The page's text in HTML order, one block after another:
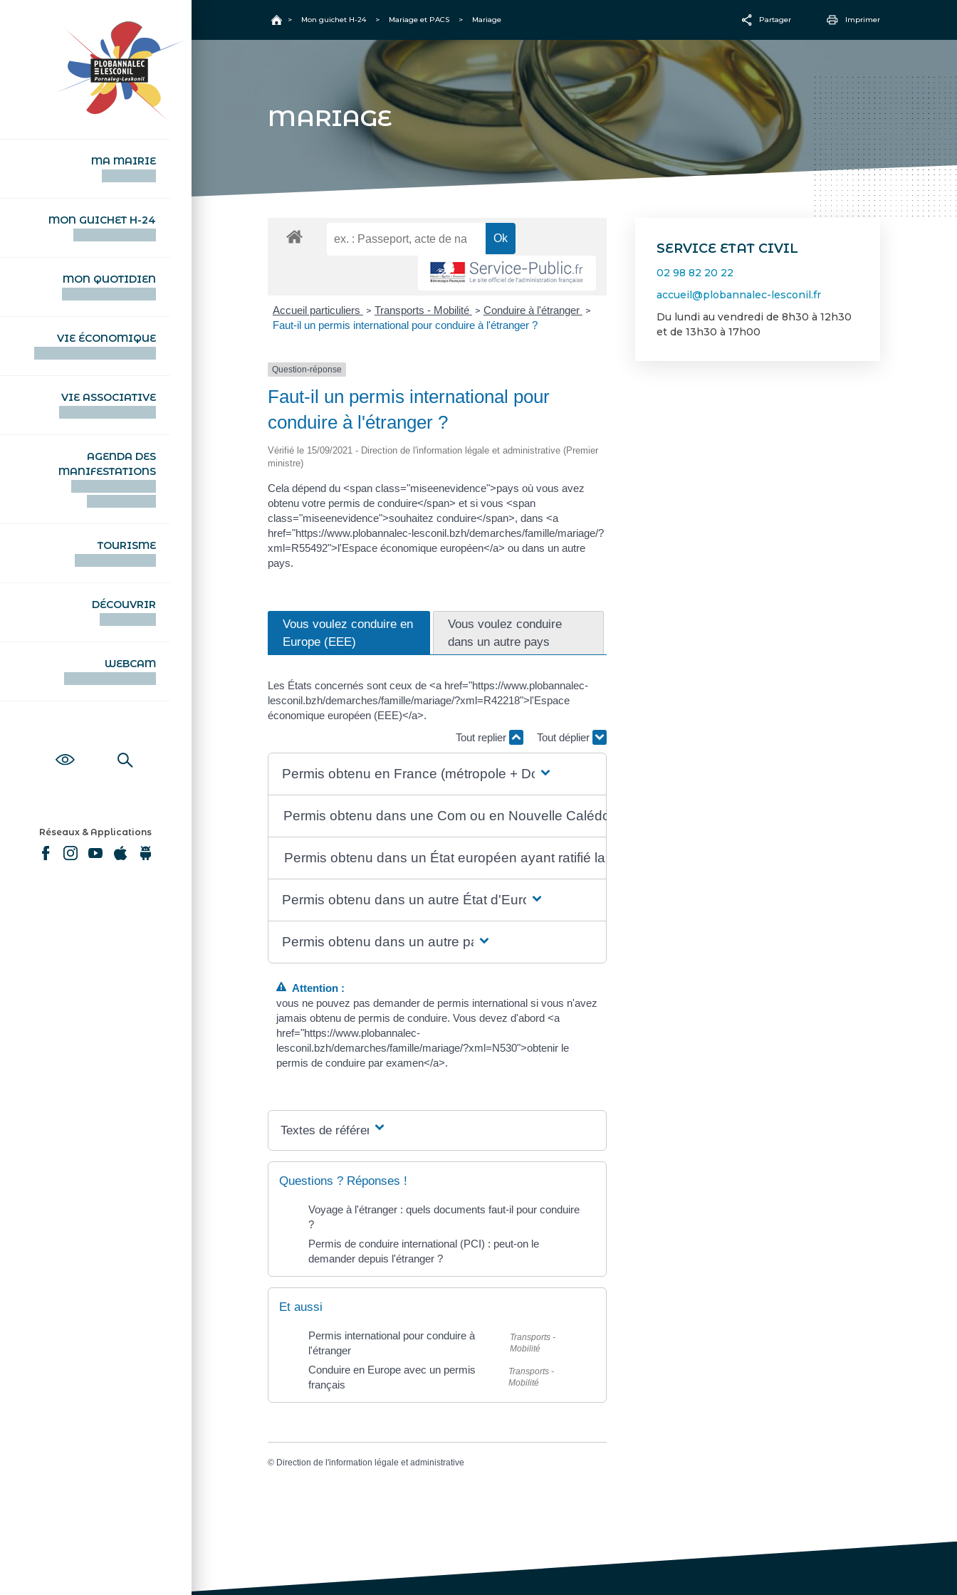
MA MAIRIE
MON GUICHET H-24
MON QUOTIDIEN
VIE ÉCONOMIQUE
VIE ASSOCIATIVE
AGENDA DES
MANIFESTATIONS
TOURISME
DÉCOUVRIR
WEBCAM
Réseaux & Applications
Accueil
> Mon guichet H-24 > Mariage et PACS > Mariage Partager
Email
Imprimer
MARIAGE
SERVICE ETAT CIVIL
02 98 82 20 22
accueil@plobannalec-lesconil.fr
Du lundi au vendredi de 8h30 à 12h30
et de 13h30 à 17h00
Accueil particuliers > Transports - Mobilité > Conduire à l'étranger >
Faut-il un permis international pour conduire à l'étranger ?
Question-réponse
Faut-il un permis international pour
conduire à l'étranger ?
Vérifié le 15/09/2021 - Direction de l'information légale et administrative (Premier
ministre)
Cela dépend du <span class="miseenevidence">pays où vous avez
obtenu votre permis de conduire</span> et si vous <span
class="miseenevidence">souhaitez conduire</span>, dans <a
href="https://www.plobannalec-lesconil.bzh/demarches/famille/mariage/?
xml=R55492">l'Espace économique européen</a> ou dans un autre
pays.
Vous voulez conduire en
Europe (EEE)
Vous voulez conduire
dans un autre pays
Les États concernés sont ceux de <a href="https://www.plobannalec-
lesconil.bzh/demarches/famille/mariage/?xml=R42218">l'Espace
économique européen (EEE)</a>.
Tout replier
Tout déplier
Permis obtenu en France (métropole + Dom)
Permis obtenu dans une Com ou en Nouvelle Calédonie
Permis obtenu dans un État européen ayant ratifié la Convention de Vienne
Permis obtenu dans un autre État d'Europe
Permis obtenu dans un autre pays
Attention :
vous ne pouvez pas demander de permis international si vous n'avez
jamais obtenu de permis de conduire. Vous devez d'abord <a
href="https://www.plobannalec-
lesconil.bzh/demarches/famille/mariage/?xml=N530">obtenir le
permis de conduire par examen</a>.
Textes de référence
Questions ? Réponses !
Voyage à l'étranger : quels documents faut-il pour conduire
?
Permis de conduire international (PCI) : peut-on le
demander depuis l'étranger ?
Et aussi
Permis international pour conduire à
l'étranger
Transports -
Mobilité
Conduire en Europe avec un permis
français
Transports -
Mobilité
© Direction de l'information légale et administrative